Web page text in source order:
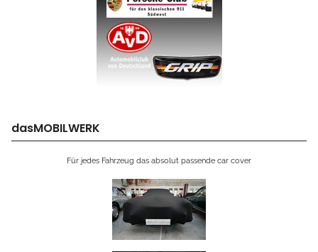
dasMOBILWERK
Für jedes Fahrzeug das absolut passende car cover